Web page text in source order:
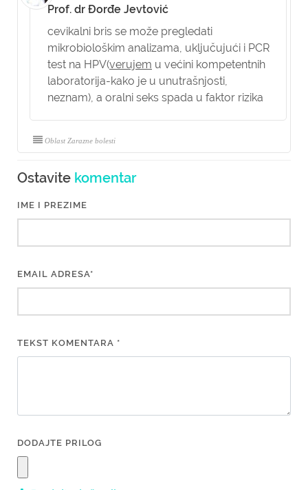
Prof. dr Đorđe Jevtović
cevikalni bris se može pregledati
mikrobiološkim analizama, uključujući i PCR
test na HPV(verujem u većini kompetentnih
laboratorija-kako je u unutrašnjosti,
neznam), a oralni seks spada u faktor rizika
Oblast Zarazne bolesti
Ostavite komentar
IME I PREZIME
EMAIL ADRESA*
TEKST KOMENTARA *
DODAJTE PRILOG